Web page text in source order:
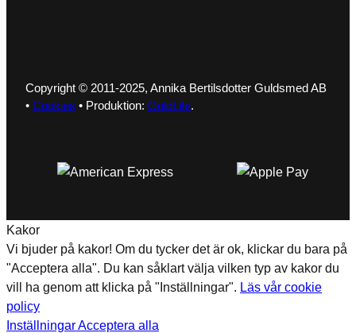
Copyright © 2011-2025, Annika Bertilsdotter Guldsmed AB
• Cookies • Produktion: GoldLife.
Kakor
Vi bjuder på kakor! Om du tycker det är ok, klickar du bara på
"Acceptera alla". Du kan såklart välja vilken typ av kakor du
vill ha genom att klicka på "Inställningar". Läs vår cookie
policy
InställningarAcceptera alla